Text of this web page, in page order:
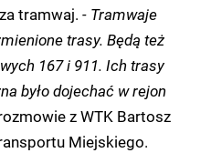
tramwaj. - Tramwaje
trasy. Będą też
167 i 911. Ich trasy
było dojechać w rejon
z WTK Bartosz
Miejskiego.